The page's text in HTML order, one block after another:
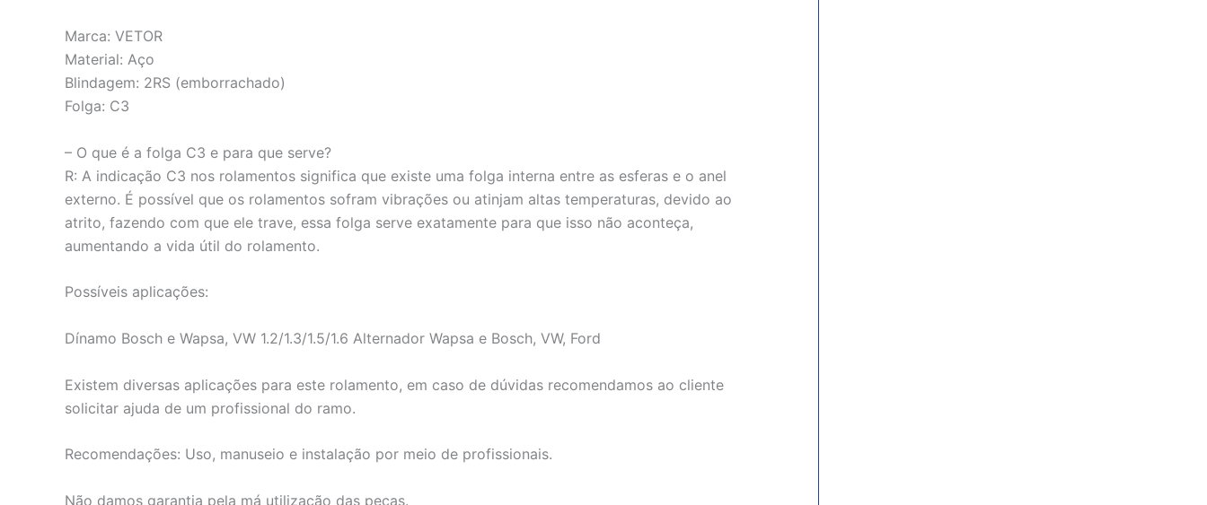
Marca: VETOR
Material: Aço
Blindagem: 2RS (emborrachado)
Folga: C3
– O que é a folga C3 e para que serve?
R: A indicação C3 nos rolamentos significa que existe uma folga interna entre as esferas e o anel
externo. É possível que os rolamentos sofram vibrações ou atinjam altas temperaturas, devido ao
atrito, fazendo com que ele trave, essa folga serve exatamente para que isso não aconteça,
aumentando a vida útil do rolamento.
Possíveis aplicações:
Dínamo Bosch e Wapsa, VW 1.2/1.3/1.5/1.6 Alternador Wapsa e Bosch, VW, Ford
Existem diversas aplicações para este rolamento, em caso de dúvidas recomendamos ao cliente
solicitar ajuda de um profissional do ramo.
Recomendações: Uso, manuseio e instalação por meio de profissionais.
Não damos garantia pela má utilização das peças.